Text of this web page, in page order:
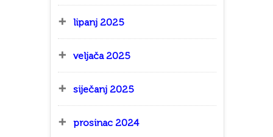
lipanj 2025
veljača 2025
siječanj 2025
prosinac 2024